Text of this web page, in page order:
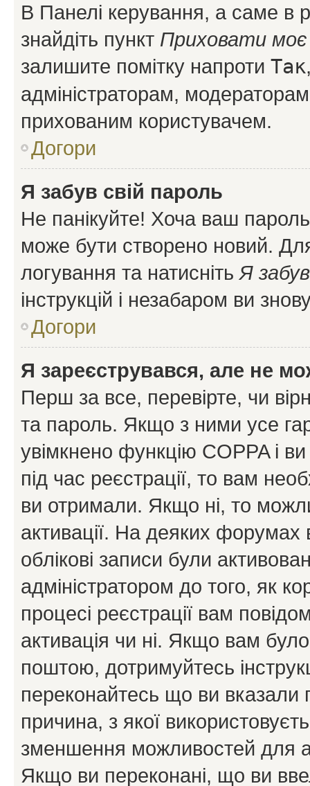
В Панелі керування, а саме в
знайдіть пункт Приховати моє
залишите помітку напроти Так
адміністраторам,
прихованим користувачем.
Догори
Я забув свій пароль
Не панікуйте! Хоча ваш
може бути створено новий.
логування та натисніть Я
інструкцій і незабаром ви
Догори
Я зареєструвався, але не
Перш за все, перевірте, чи
та пароль. Якщо з ними усе
увімкнено функцію COPPA і
під час реєстрації, то вам
ви отримали. Якщо ні, то
активації. На деяких форумах
облікові записи були
адміністратором до того, як
процесі реєстрації вам
активація чи ні. Якщо вам
поштою, дотримуйтесь
переконайтесь що ви
причина, з якої
зменшення можливостей для
Якщо ви переконані, що ви